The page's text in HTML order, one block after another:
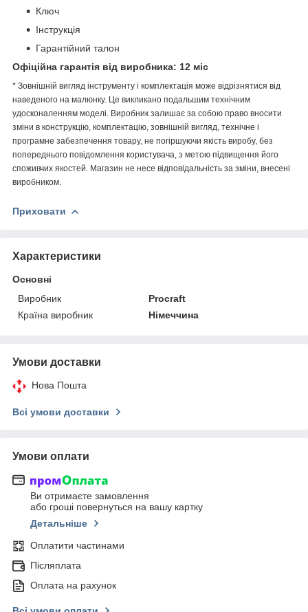
Ключ
Інструкція
Гарантійний талон
Офіційна гарантія від виробника: 12 міс
* Зовнішній вигляд інструменту і комплектація може відрізнятися від
наведеного на малюнку. Це викликано подальшим технічним
удосконаленням моделі. Виробник залишає за собою право вносити
зміни в конструкцію, комплектацію, зовнішній вигляд, технічне і
програмне забезпечення товару, не погіршуючи якість виробу, без
попереднього повідомлення користувача, з метою підвищення його
споживчих якостей. Магазин не несе відповідальність за зміни, внесені
виробником.
Приховати
Характеристики
Основні
Виробник
Procraft
Країна виробник
Німеччина
Умови доставки
Нова Пошта
Всі умови доставки
Умови оплати
Ви отримаєте замовлення
або гроші повернуться на вашу картку
Детальніше
Оплатити частинами
Післяплата
Оплата на рахунок